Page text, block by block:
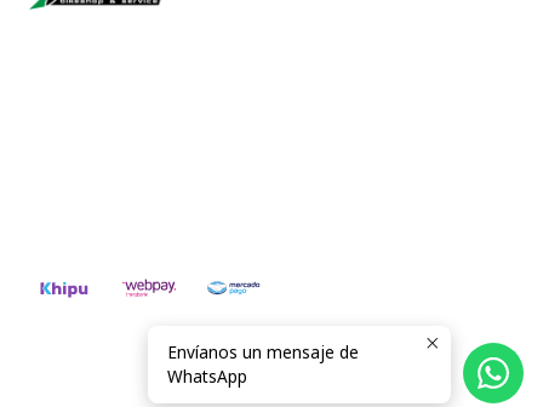
Todos los derechos reservados.
Desarrollado por Jumpseller.
Envíanos un mensaje de
WhatsApp